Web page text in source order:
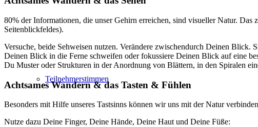
Teilnehmerstimmen
80% der Informationen, die unser Gehirn erreichen, sind visueller Natur. Das
Seitenblickfeldes).
Versuche, beide Sehweisen nutzen. Verändere zwischendurch Deinen Blick.
Deinen Blick in die Ferne schweifen oder fokussiere Deinen Blick auf eine
Du Muster oder Strukturen in der Anordnung von Blättern, in den Spiralen
Achtsames Wandern & das Tasten & Fühlen
Besonders mit Hilfe unseres Tastsinns können wir uns mit der Natur
Nutze dazu Deine Finger, Deine Hände, Deine Haut und Deine Füße: